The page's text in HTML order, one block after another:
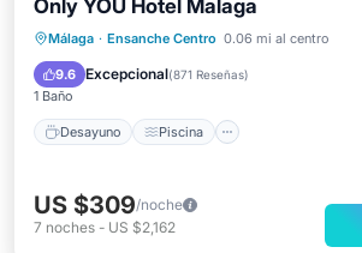
Only YOU Hotel Malaga
Málaga · Ensanche Centro 0.06 mi al centro
9.6 Excepcional(871 Reseñas)
1 Baño
Desayuno Piscina
Desayuno Piscina
Cocina
Aire acondicionado
US $309/noche
7 noches - US $2,162